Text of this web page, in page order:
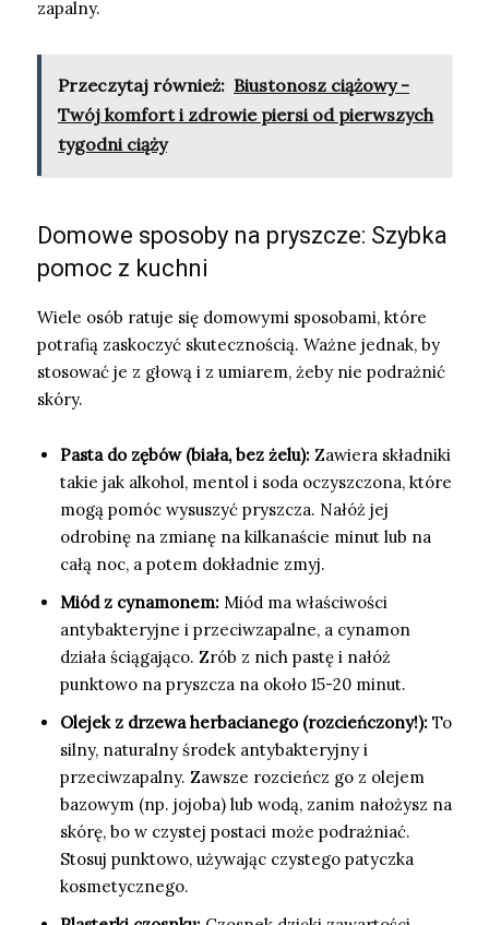
zapalny.
Przeczytaj również: Biustonosz ciążowy -
Twój komfort i zdrowie piersi od pierwszych
tygodni ciąży
Domowe sposoby na pryszcze: Szybka
pomoc z kuchni
Wiele osób ratuje się domowymi sposobami, które
potrafią zaskoczyć skutecznością. Ważne jednak, by
stosować je z głową i z umiarem, żeby nie podrażnić
skóry.
Pasta do zębów (biała, bez żelu): Zawiera składniki
takie jak alkohol, mentol i soda oczyszczona, które
mogą pomóc wysuszyć pryszcza. Nałóż jej
odrobinę na zmianę na kilkanaście minut lub na
całą noc, a potem dokładnie zmyj.
Miód z cynamonem: Miód ma właściwości
antybakteryjne i przeciwzapalne, a cynamon
działa ściągająco. Zrób z nich pastę i nałóż
punktowo na pryszcza na około 15-20 minut.
Olejek z drzewa herbacianego (rozcieńczony!): To
silny, naturalny środek antybakteryjny i
przeciwzapalny. Zawsze rozcieńcz go z olejem
bazowym (np. jojoba) lub wodą, zanim nałożysz na
skórę, bo w czystej postaci może podrażniać.
Stosuj punktowo, używając czystego patyczka
kosmetycznego.